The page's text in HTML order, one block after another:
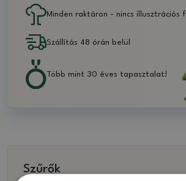
Szűrők
Minden raktáron - nincs illusztrációs
Szállítás 48 órán belül
Több mint 30 éves tapasztalat!